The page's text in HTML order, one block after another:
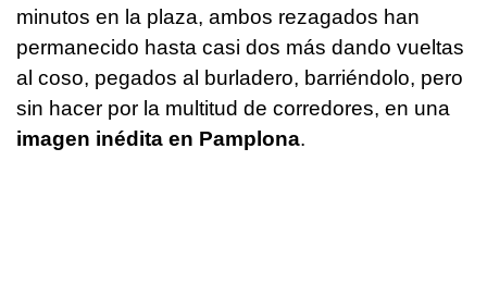
minutos en la plaza, ambos rezagados han
permanecido hasta casi dos más dando vueltas
al coso, pegados al burladero, barriéndolo, pero
sin hacer por la multitud de corredores, en una
imagen inédita en Pamplona.